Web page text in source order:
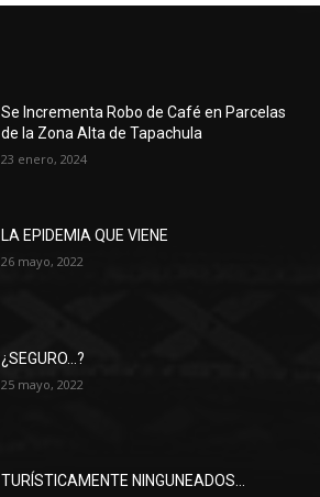
Se Incrementa Robo de Café en Parcelas
de la Zona Alta de Tapachula
23 enero, 2024
LA EPIDEMIA QUE VIENE
26 mayo, 2022
¿SEGURO…?
25 mayo, 2022
TURÍSTICAMENTE NINGUNEADOS…